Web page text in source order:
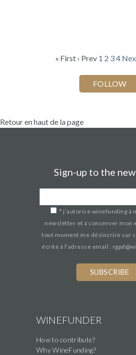
« First ‹ Prev 1 2 34
Retour en haut de la page
Sign-up to the
* j’autorise winefunding à
newsletter et à conserver mon
tout moment me désincrire sur
écrite à l'adresse email :
WINEFUNDER
How to contribute?
Why WineFunding?